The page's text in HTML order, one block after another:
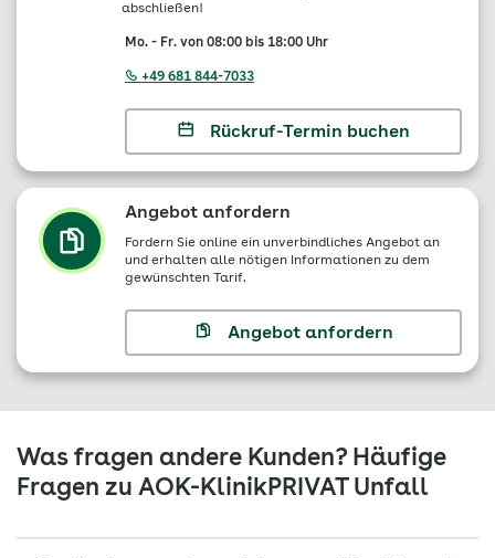
abschließen!
Mo. - Fr. von 08:00 bis 18:00 Uhr
+49 681 844-7033
Rückruf-Termin buchen
Angebot anfordern
Fordern Sie online ein unverbindliches Angebot an
und erhalten alle nötigen Informationen zu dem
gewünschten Tarif.
Angebot anfordern
Was fragen andere Kunden? Häufige
Fragen zu AOK-KlinikPRIVAT Unfall